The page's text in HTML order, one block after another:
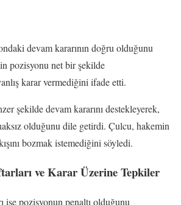
devam kararının doğru olduğunu
pozisyonu net bir şekilde
karar vermediğini ifade etti.
şekilde devam kararını destekleyerek,
olduğunu dile getirdi. Çulcu, hakemin
bozmak istemediğini söyledi.
ve Karar Üzerine Tepkiler
ise pozisyonun penaltı olduğunu